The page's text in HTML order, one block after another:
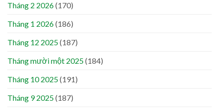
Tháng 2 2026(170)
Tháng 1 2026(186)
Tháng 12 2025(187)
Tháng mười một 2025(184)
Tháng 10 2025(191)
Tháng 9 2025(187)